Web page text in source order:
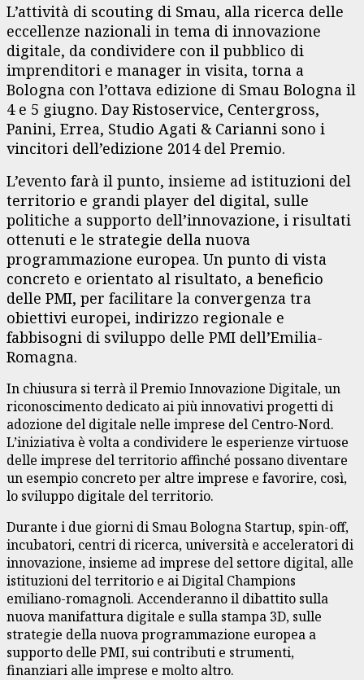
L’attività di scouting di Smau, alla ricerca delle
eccellenze nazionali in tema di innovazione
digitale, da condividere con il pubblico di
imprenditori e manager in visita, torna a
Bologna con l’ottava edizione di Smau Bologna il
4 e 5 giugno. Day Ristoservice, Centergross,
Panini, Errea, Studio Agati & Carianni sono i
vincitori dell’edizione 2014 del Premio.
L’evento farà il punto, insieme ad istituzioni del
territorio e grandi player del digital, sulle
politiche a supporto dell’innovazione, i risultati
ottenuti e le strategie della nuova
programmazione europea. Un punto di vista
concreto e orientato al risultato, a beneficio
delle PMI, per facilitare la convergenza tra
obiettivi europei, indirizzo regionale e
fabbisogni di sviluppo delle PMI dell’Emilia-
Romagna.
In chiusura si terrà il Premio Innovazione Digitale, un
riconoscimento dedicato ai più innovativi progetti di
adozione del digitale nelle imprese del Centro-Nord.
L’iniziativa è volta a condividere le esperienze virtuose
delle imprese del territorio affinché possano diventare
un esempio concreto per altre imprese e favorire, così,
lo sviluppo digitale del territorio.
Durante i due giorni di Smau Bologna Startup, spin-off,
incubatori, centri di ricerca, università e acceleratori di
innovazione, insieme ad imprese del settore digital, alle
istituzioni del territorio e ai Digital Champions
emiliano-romagnoli. Accenderanno il dibattito sulla
nuova manifattura digitale e sulla stampa 3D, sulle
strategie della nuova programmazione europea a
supporto delle PMI, sui contributi e strumenti,
finanziari alle imprese e molto altro.